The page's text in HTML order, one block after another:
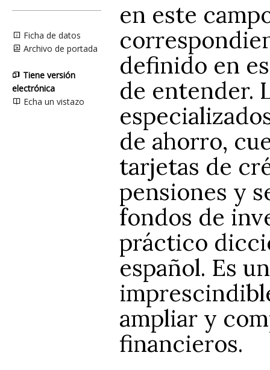
Ficha de datos
Archivo de portada
Tiene versión
electrónica
Echa un vistazo
en este
definido en
de entender.
de ahorro,
tarjetas de
pensiones y
fondos de
práctico
español. Es
ampliar y
financieros.